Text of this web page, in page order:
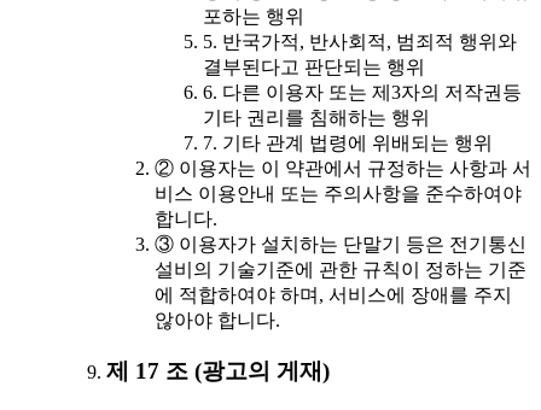
포하는 행위
5. 반국가적, 반사회적, 범죄적 행위와
결부된다고 판단되는 행위
6. 다른 이용자 또는 제3자의 저작권등
기타 권리를 침해하는 행위
7. 기타 관계 법령에 위배되는 행위
② 이용자는 이 약관에서 규정하는 사항과 서
비스 이용안내 또는 주의사항을 준수하여야
합니다.
③ 이용자가 설치하는 단말기 등은 전기통신
설비의 기술기준에 관한 규칙이 정하는 기준
에 적합하여야 하며, 서비스에 장애를 주지
않아야 합니다.
제 17 조 (광고의 게재)